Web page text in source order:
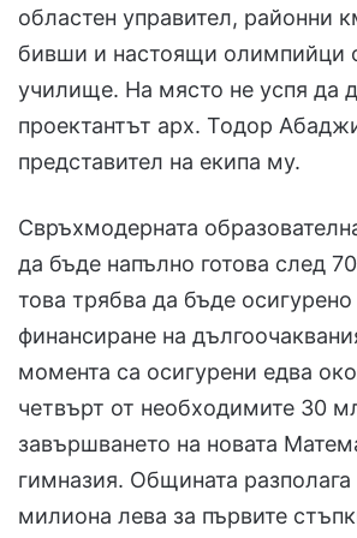
областен управител, районни
бивши и настоящи олимпийци
училище. На място не успя да
проектантът арх. Тодор
представител на екипа му.
Свръхмодерната
да бъде напълно готова след
това трябва да бъде
финансиране на
момента са осигурени едва
четвърт от необходимите 30
завършването на новата
гимназия. Общината разполага
милиона лева за първите